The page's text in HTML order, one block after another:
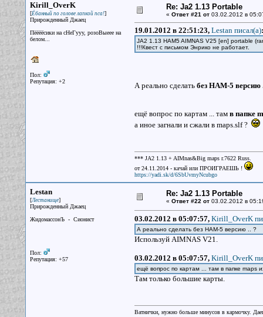
Kirill_OverK
[Ёбанный по голове лапкой пса!]
Прирожденный Джаец
Пёёёёсики на сНеГууу, розоВыеее на
белом...
Пол:
Репутация: +2
Re: Ja2 1.13 Portable
« Ответ #21 от03.02.2012 в
19.01.2012 в 22:51:23, Lestan писал(a):
JA2 1.13 HAM5 AIMNAS V25 [en] portable
!!!Квест с письмом Энрико не работает.
А реально сделать без HAM-5 версию
ещё вопрос по картам ... там в папке
а иное загнали и сжали в maps.slf ?
*** JA2 1.13 + AIMnas&Big maps r.7622 Russ.
от 24.11.2014 - качай или ПРОИГРАЕШЬ !
https://yadi.sk/d/6SbUvmyNcubgo
Lestan
[Лестанище]
Прирожденный Джаец
ЖидомассонЪ - Сионист
Пол:
Репутация: +57
Re: Ja2 1.13 Portable
« Ответ #22 от03.02.2012 в
03.02.2012 в 05:07:57, Kirill_OverK
А реально сделать без HAM-5 версию .. ?
Используй AIMNAS V21.
03.02.2012 в 05:07:57, Kirill_OverK
ещё вопрос по картам ... там в папке maps
Там только большие карты.
Ватнички, нужно больше минусов в кармочку.